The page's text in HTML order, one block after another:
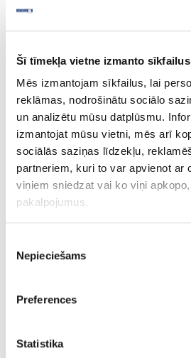
Šī tīmekļa vietne izmanto sīkfailus
Mēs izmantojam sīkfailus, lai
reklāmas, nodrošinātu sociālo
un analizētu mūsu datplūsmu.
izmantojat mūsu vietni, mēs arī
sociālās saziņas līdzekļu,
partneriem, kuri to var apvienot ar
viņiem sniedzat vai ko viņi
pakalpojumus.
izvēle
Nepieciešams
Preferences
Statistika
Polishing felt PF-STF-